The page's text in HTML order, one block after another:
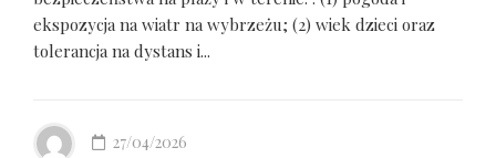
ekspozycja na wiatr na wybrzeżu; (2) wiek dzieci oraz
tolerancja na dystans i...
27/04/2026